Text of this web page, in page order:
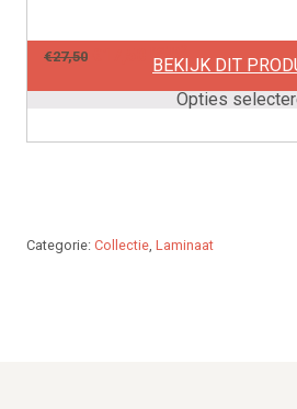
€27,50
BEKIJK DIT
Opties
variaties.
Deze
kan
Categorie: Collectie, Laminaat